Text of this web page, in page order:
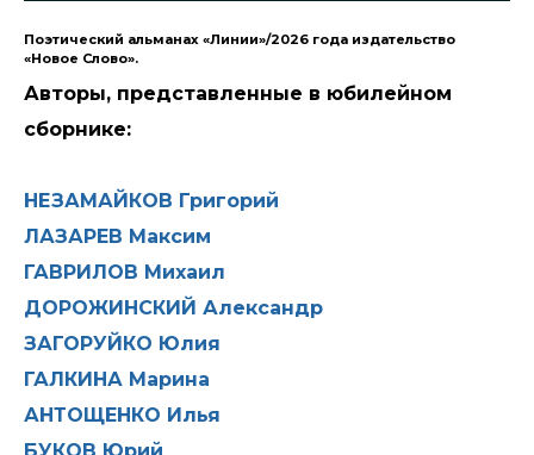
Поэтический альманах «Линии»/2026 года издательство
«Новое Слово».
Авторы, представленные в юбилейном
сборнике:
НЕЗАМАЙКОВ Григорий
ЛАЗАРЕВ Максим
ГАВРИЛОВ Михаил
ДОРОЖИНСКИЙ Александр
ЗАГОРУЙКО Юлия
ГАЛКИНА Марина
АНТОЩЕНКО Илья